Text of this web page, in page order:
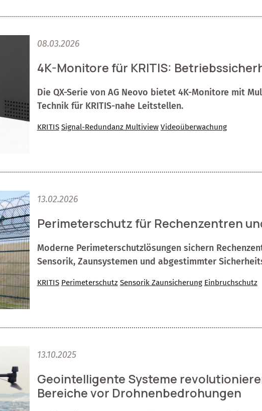
08.03.2026
4K-Monitore für KRITIS:
Die QX-Serie von AG Neovo bietet 4K-Monitore mit
Technik für KRITIS-nahe Leitstellen.
KRITIS Signal-Redundanz Multiview Videoüberwachung
13.02.2026
Perimeterschutz für Rechenzentren
Moderne Perimeterschutzlösungen sichern
Sensorik, Zaunsystemen und abgestimmter
KRITIS Perimeterschutz Sensorik Zaunsicherung Einbruchschutz
13.10.2025
Geointelligente Systeme
Bereiche vor Drohnenbedrohungen